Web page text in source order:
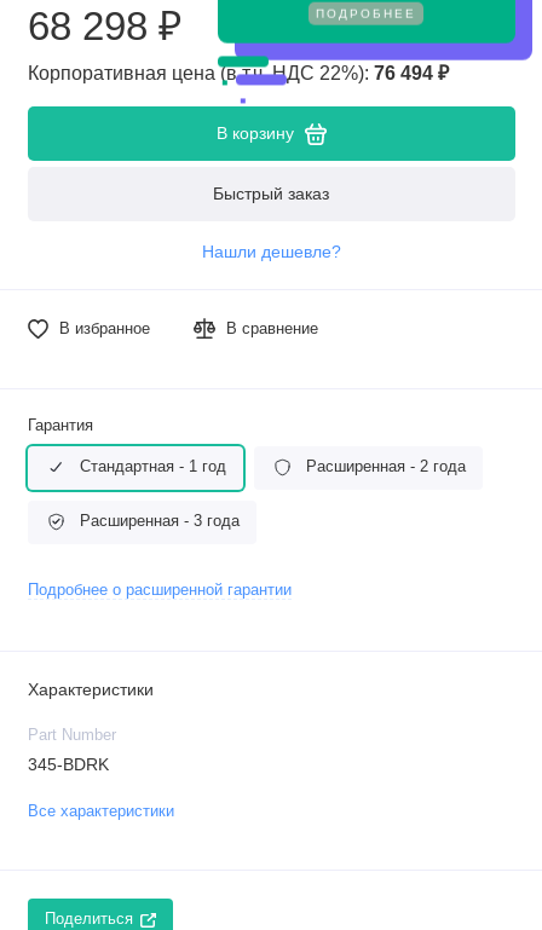
ПОДРОБНЕЕ
68 298 ₽
Корпоративная цена (в т.ч. НДС 22%): 76 494 ₽
В корзину
Быстрый заказ
Нашли дешевле?
В избранное В сравнение
Гарантия
Стандартная - 1 год Расширенная - 2 года
Расширенная - 3 года
Подробнее о расширенной гарантии
Характеристики
Part Number
345-BDRK
Все характеристики
Поделиться